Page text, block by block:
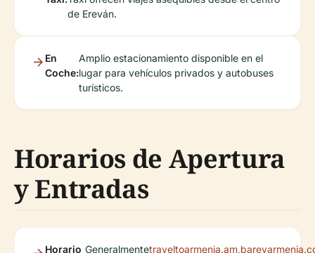
de Ereván.
En
Coche:
Amplio estacionamiento disponible en el
lugar para vehículos privados y autobuses
turísticos.
Horarios de Apertura
y Entradas
Horario Generalmentetraveltoarmenia.am,